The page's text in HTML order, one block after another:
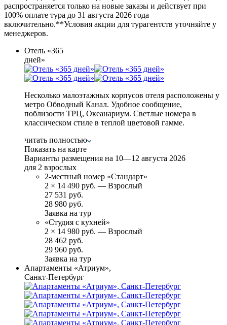
распространяется только на новые заказы и действует при
100% оплате тура до 31 августа 2026 года
включительно.**Условия акции для турагентств уточняйте у
менеджеров.
Отель «365
дней»
Несколько малоэтажных корпусов отеля расположены у
метро Обводный Канал. Удобное сообщение,
поблизости ТРЦ, Океанариум. Светлые номера в
классическом стиле в теплой цветовой гамме.
читать полностью
Показать на карте
Варианты размещения на 10—12 августа 2026
для 2 взрослых
2-местный номер «Стандарт»
2 × 14 490 руб. — Взрослый
27 531 руб.
28 980 руб.
Заявка на тур
«Студия с кухней»
2 × 14 980 руб. — Взрослый
28 462 руб.
29 960 руб.
Заявка на тур
Апартаменты «Атриум»,
Санкт-Петербург